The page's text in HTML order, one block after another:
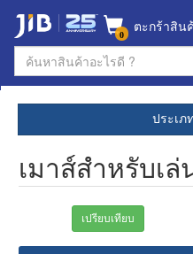
0 ตะกร้าสิน
ประเภ
เมาส์สำหรับเล่
เปรียบเทียบ